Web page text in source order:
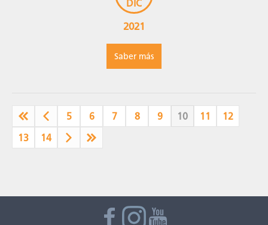
DIC
2021
Saber más
5 6 7 8 9 10 11
12
13
14